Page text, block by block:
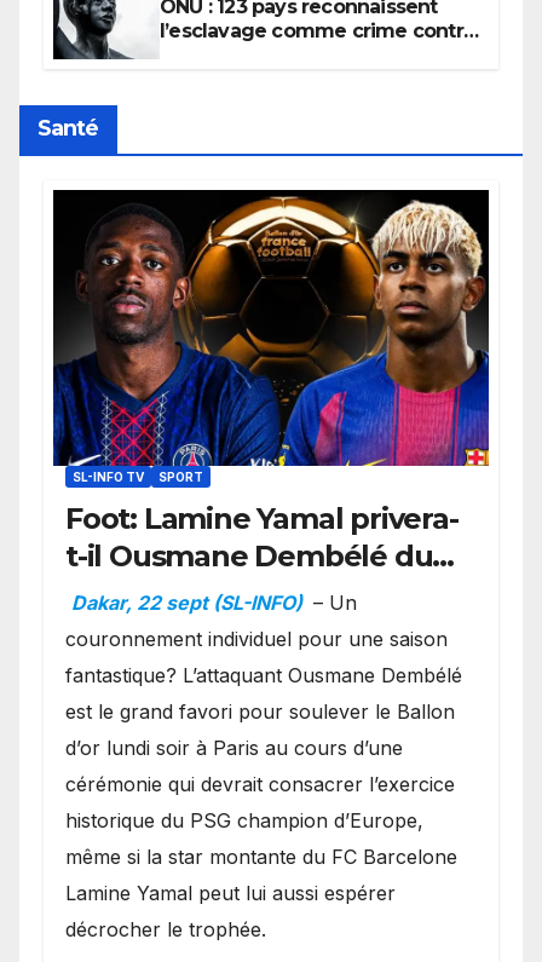
ONU : 123 pays reconnaissent
l’esclavage comme crime contre
Santé
SL-INFO TV SPORT
Foot: Lamine Yamal privera-
t-il Ousmane Dembélé du
Ballon d’or ?
Dakar, 22 sept (SL-INFO) – Un
couronnement individuel pour une saison
fantastique? L’attaquant Ousmane Dembélé
est le grand favori pour soulever le Ballon
d’or lundi soir à Paris au cours d’une
cérémonie qui devrait consacrer l’exercice
historique du PSG champion d’Europe,
même si la star montante du FC Barcelone
Lamine Yamal peut lui aussi espérer
décrocher le trophée.